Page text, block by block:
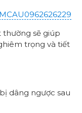
thường sẽ giúp
trọng và tiết
dâng ngược sau